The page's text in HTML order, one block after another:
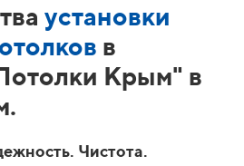
установки
в
Крым" в
Чистота.